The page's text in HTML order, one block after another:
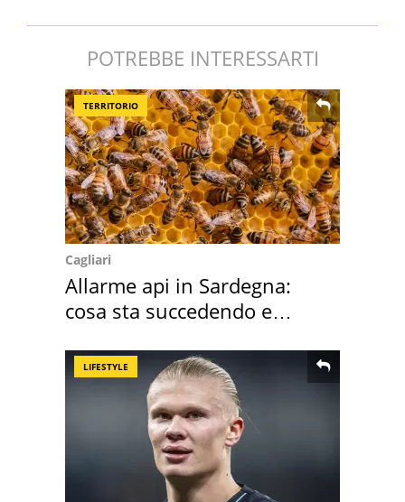
POTREBBE INTERESSARTI
TERRITORIO
Cagliari
Allarme api in Sardegna:
cosa sta succedendo e
LIFESTYLE